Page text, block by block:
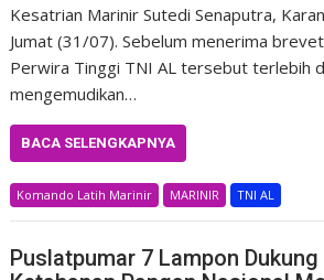
Kesatrian Marinir Sutedi Senaputra,
Jumat (31/07). Sebelum menerima
Perwira Tinggi TNI AL tersebut terlebih
mengemudikan…
BACA SELENGKAPNYA
Komando Latih Marinir MARINIR TNI AL
Puslatpumar 7 Lampon